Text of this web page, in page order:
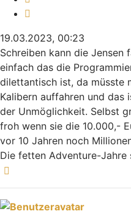
19.03.2023, 00:23
Schreiben kann die Jensen
einfach das die
dilettantisch ist, da müsste
Kalibern auffahren und das
der Unmöglichkeit. Selbst
froh wenn sie die 10.000,-
vor 10 Jahren noch
Die fetten Adventure-